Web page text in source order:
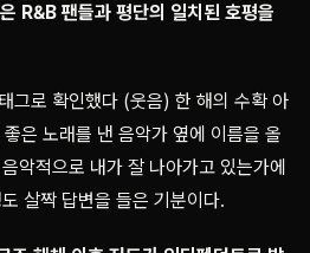
R&B 팬들과 평단의 일치된 호평을
그로 확인했다 (웃음) 한 해의 수확 아
은 노래를 낸 음악가 옆에 이름을 올
악적으로 내가 잘 나아가고 있는가에
살짝 답변을 들은 기분이다.